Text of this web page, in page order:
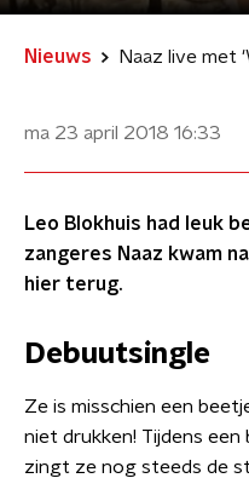
Nieuws Naaz live met
ma 23 april 2018 16:33
Leo Blokhuis had leuk
zangeres Naaz kwam
hier terug.
Debuutsingle
Ze is misschien een
niet drukken! Tijdens een
zingt ze nog steeds de